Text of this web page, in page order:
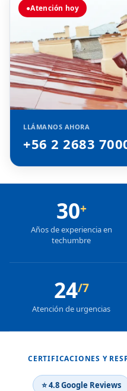
●Atención hoy
LLÁMANOS AHORA
+56 2 2683
30+
Años de experiencia en
techumbre
24/7
Atención de urgencias
CERTIFICACIONES Y
⭐ 4.8 Google Reviews